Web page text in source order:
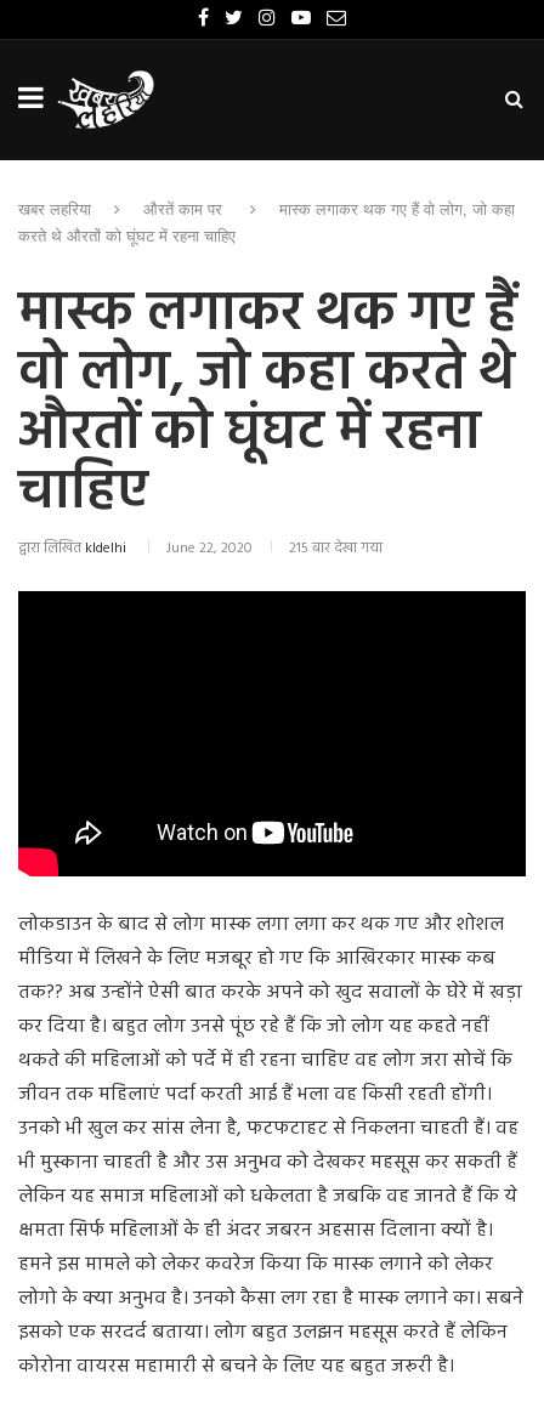
खबर लहरिया औरतें काम पर
मास्क लगाकर थक गए हैं वो लोग, जो कहा
करते थे औरतों को घूंघट में रहना चाहिए
मास्क लगाकर थक गए हैं
वो लोग, जो कहा करते थे
औरतों को घूंघट में रहना
चाहिए
द्वारा लिखितkldelhi June 22, 2020 215 बार देखा गया
लोकडाउन के बाद से लोग मास्क लगा लगा कर थक गए और शोशल
मीडिया में लिखने के लिए मजबूर हो गए कि आखिरकार मास्क कब
तक?? अब उन्होंने ऐसी बात करके अपने को खुद सवालों के घेरे में खड़ा
कर दिया है। बहुत लोग उनसे पूंछ रहे हैं कि जो लोग यह कहते नहीं
थकते की महिलाओं को पर्दे में ही रहना चाहिए वह लोग जरा सोचें कि
जीवन तक महिलाएं पर्दा करती आई हैं भला वह किसी रहती होंगी।
उनको भी खुल कर सांस लेना है, फटफटाहट से निकलना चाहती हैं। वह
भी मुस्काना चाहती है और उस अनुभव को देखकर महसूस कर सकती हैं
लेकिन यह समाज महिलाओं को धकेलता है जबकि वह जानते हैं कि ये
क्षमता सिर्फ महिलाओं के ही अंदर जबरन अहसास दिलाना क्यों है।
हमने इस मामले को लेकर कवरेज किया कि मास्क लगाने को लेकर
लोगो के क्या अनुभव है। उनको कैसा लग रहा है मास्क लगाने का। सबने
इसको एक सरदर्द बताया। लोग बहुत उलझन महसूस करते हैं लेकिन
कोरोना वायरस महामारी से बचने के लिए यह बहुत जरूरी है।